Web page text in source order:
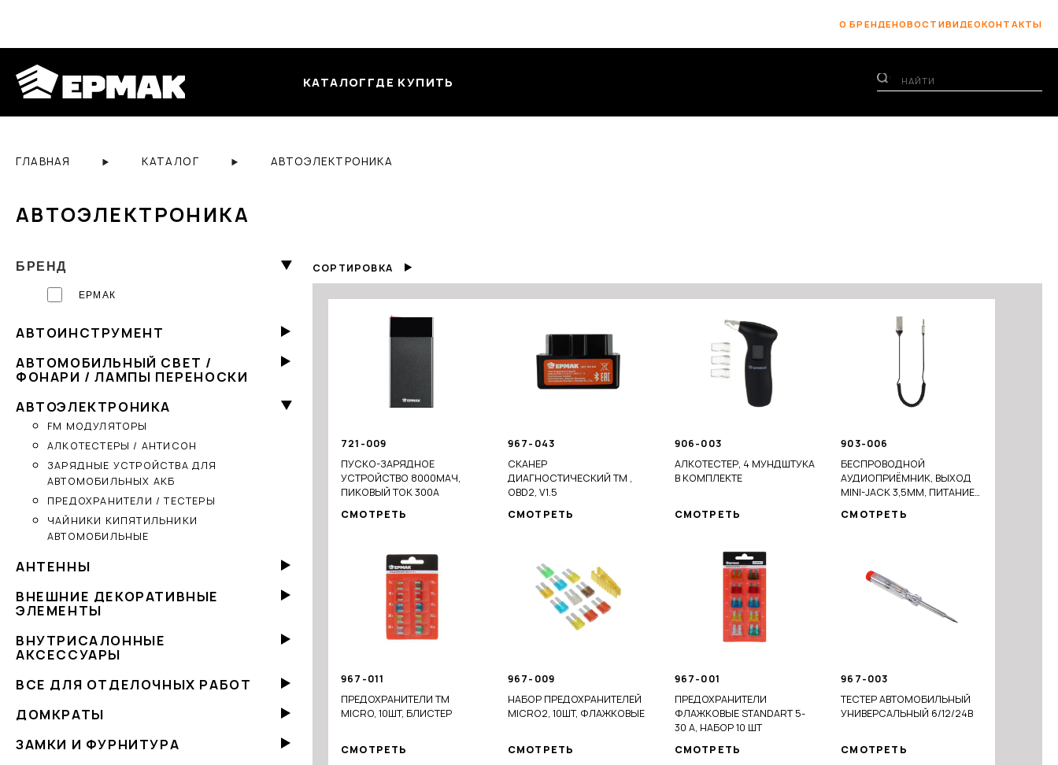
О БРЕНДЕНОВОСТИВИДЕОКОНТАКТЫ
КАТАЛОГ ГДЕ КУПИТЬ
ГЛАВНАЯ КАТАЛОГ АВТОЭЛЕКТРОНИКА
АВТОЭЛЕКТРОНИКА
БРЕНД
ЕРМАК
АВТОИНСТРУМЕНТ
АВТОМОБИЛЬНЫЙ СВЕТ /
ФОНАРИ / ЛАМПЫ ПЕРЕНОСКИ
АВТОЭЛЕКТРОНИКА
FM МОДУЛЯТОРЫ
АЛКОТЕСТЕРЫ / АНТИСОН
ЗАРЯДНЫЕ УСТРОЙСТВА ДЛЯ
АВТОМОБИЛЬНЫХ АКБ
ПРЕДОХРАНИТЕЛИ / ТЕСТЕРЫ
ЧАЙНИКИ КИПЯТИЛЬНИКИ
АВТОМОБИЛЬНЫЕ
АНТЕННЫ
ВНЕШНИЕ ДЕКОРАТИВНЫЕ
ЭЛЕМЕНТЫ
ВНУТРИСАЛОННЫЕ
АКСЕССУАРЫ
ВСЕ ДЛЯ ОТДЕЛОЧНЫХ РАБОТ
ДОМКРАТЫ
ЗАМКИ И ФУРНИТУРА
СОРТИРОВКА
721-009
ПУСКО-ЗАРЯДНОЕ
УСТРОЙСТВО 8000МАЧ,
ПИКОВЫЙ ТОК 300А
СМОТРЕТЬ
967-043
СКАНЕР
ДИАГНОСТИЧЕСКИЙ ТМ ,
OBD2, V1.5
СМОТРЕТЬ
906-003
АЛКОТЕСТЕР, 4 МУНДШТУКА
В КОМПЛЕКТЕ
СМОТРЕТЬ
903-006
БЕСПРОВОДНОЙ
АУДИОПРИЁМНИК, ВЫХОД
MINI-JACK 3,5ММ, ПИТАНИЕ
СМОТРЕТЬ
967-011
ПРЕДОХРАНИТЕЛИ ТМ
MICRO, 10ШТ, БЛИСТЕР
СМОТРЕТЬ
967-009
НАБОР ПРЕДОХРАНИТЕЛЕЙ
MICRO2, 10ШТ, ФЛАЖКОВЫЕ
СМОТРЕТЬ
967-001
ПРЕДОХРАНИТЕЛИ
ФЛАЖКОВЫЕ STANDART 5-
30 А, НАБОР 10 ШТ
СМОТРЕТЬ
967-003
ТЕСТЕР АВТОМОБИЛЬНЫЙ
УНИВЕРСАЛЬНЫЙ 6/12/24В
СМОТРЕТЬ